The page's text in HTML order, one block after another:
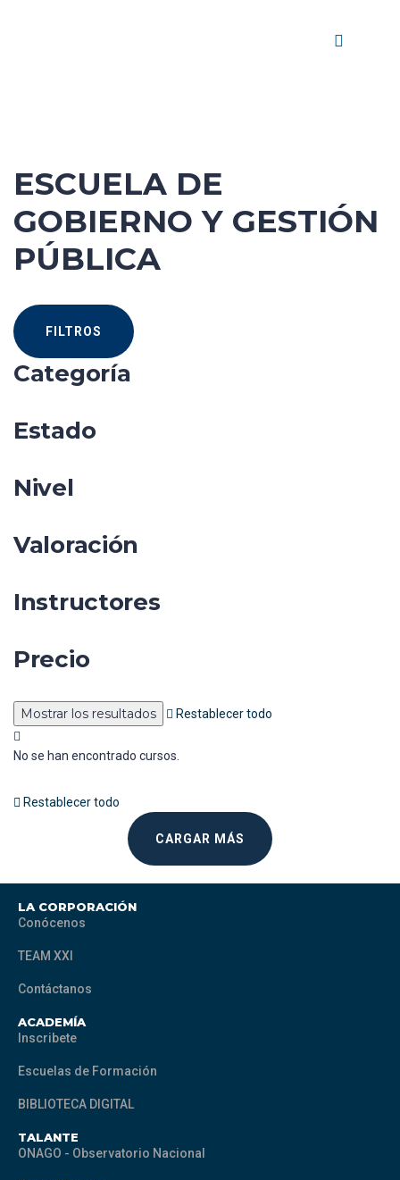
ESCUELA DE
GOBIERNO Y GESTIÓN
PÚBLICA
FILTROS
Categoría
Estado
Nivel
Valoración
Instructores
Precio
Restablecer todo
No se han encontrado cursos.
Restablecer todo
CARGAR MÁS
LA CORPORACIÓN
Conócenos
TEAM XXI
Contáctanos
ACADEMÍA
Inscribete
Escuelas de Formación
BIBLIOTECA DIGITAL
TALANTE
ONAGO - Observatorio Nacional